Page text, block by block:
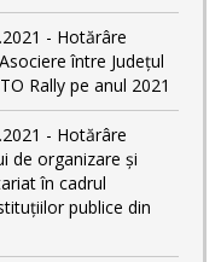
- Hotărâre
între Județul
Rally pe anul 2021
- Hotărâre
de organizare și
în cadrul
publice din